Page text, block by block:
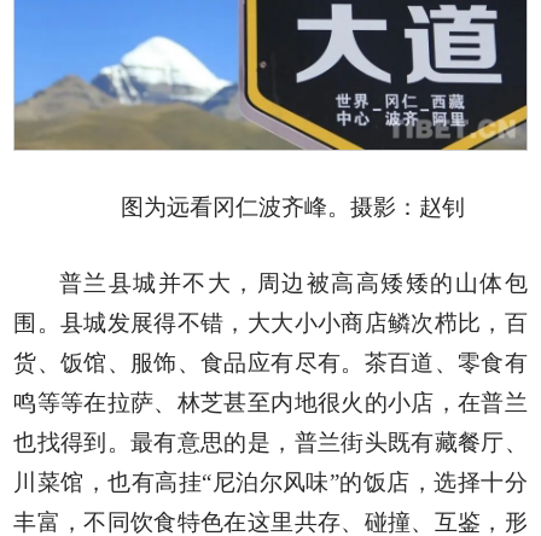
图为远看冈仁波齐峰。摄影：赵钊
普兰县城并不大，周边被高高矮矮的山体包
围。县城发展得不错，大大小小商店鳞次栉比，百
货、饭馆、服饰、食品应有尽有。茶百道、零食有
鸣等等在拉萨、林芝甚至内地很火的小店，在普兰
也找得到。最有意思的是，普兰街头既有藏餐厅、
川菜馆，也有高挂“尼泊尔风味”的饭店，选择十分
丰富，不同饮食特色在这里共存、碰撞、互鉴，形